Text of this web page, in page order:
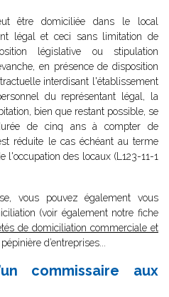
être domiciliée dans le local
légal et ceci sans limitation de
législative ou stipulation
en présence de disposition
interdisant l'établissement
du représentant légal, la
bien que restant possible, se
de cinq ans à compter de
réduite le cas échéant au terme
l'occupation des locaux (L123-11-1
vous pouvez également vous
(voir également notre fiche
de domiciliation commerciale et
d’entreprises...
commissaire aux